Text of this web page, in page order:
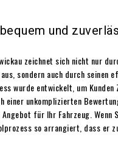
und
zeichnet sich nicht nur
sondern auch durch seinen
wurde entwickelt, um Kunden
einer unkomplizierten
Angebot für Ihr Fahrzeug.
so arrangiert, dass er